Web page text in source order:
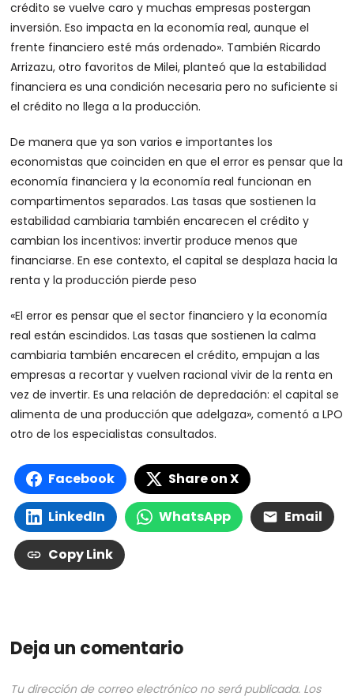
crédito se vuelve caro y muchas empresas postergan
inversión. Eso impacta en la economía real, aunque el
frente financiero esté más ordenado». También Ricardo
Arrizazu, otro favoritos de Milei, planteó que la estabilidad
financiera es una condición necesaria pero no suficiente si
el crédito no llega a la producción.
De manera que ya son varios e importantes los
economistas que coinciden en que el error es pensar que la
economía financiera y la economía real funcionan en
compartimentos separados. Las tasas que sostienen la
estabilidad cambiaria también encarecen el crédito y
cambian los incentivos: invertir produce menos que
financiarse. En ese contexto, el capital se desplaza hacia la
renta y la producción pierde peso
«El error es pensar que el sector financiero y la economía
real están escindidos. Las tasas que sostienen la calma
cambiaria también encarecen el crédito, empujan a las
empresas a recortar y vuelven racional vivir de la renta en
vez de invertir. Es una relación de depredación: el capital se
alimenta de una producción que adelgaza», comentó a LPO
otro de los especialistas consultados.
Facebook Share on X
LinkedIn WhatsApp Email
Copy Link
Deja un comentario
Tu dirección de correo electrónico no será publicada. Los